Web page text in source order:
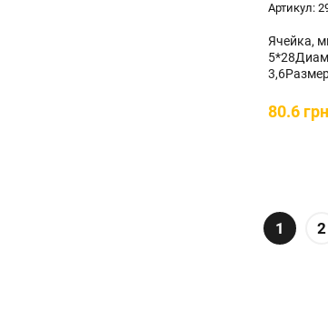
Артикул:
Ячейка,
80.6 грн
1 2